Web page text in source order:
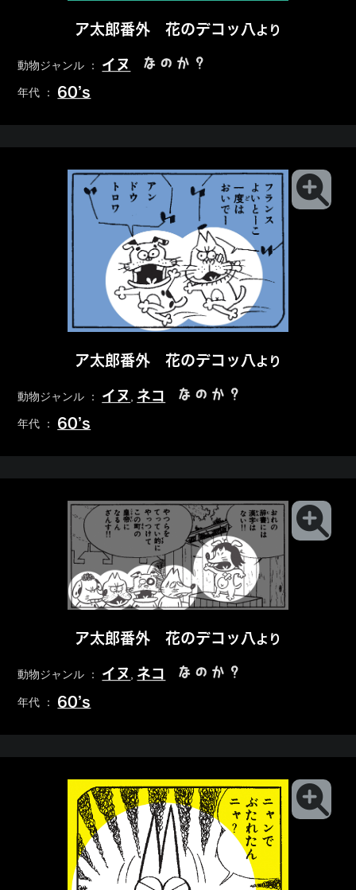
ア太郎番外 花のデコッ八より
動物ジャンル ： イヌ なのか？
年代 ： 60’s
ア太郎番外 花のデコッ八より
動物ジャンル ： イヌ ネコ なのか？
年代 ： 60’s
ア太郎番外 花のデコッ八より
動物ジャンル ： イヌ , ネコ なのか？
年代 ： 60’s